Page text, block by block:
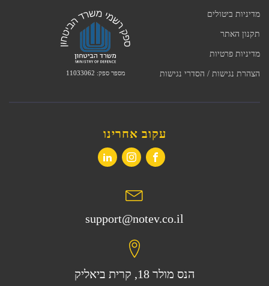
מדיניות ביטולים
תקנון האתר
מדיניות פרטיות
הצהרת נגישות / הסדרי נגישות מספר ספק: 11033062
עקוב אחרינו
support@notev.co.il
הנס מולר 18, קרית ביאליק